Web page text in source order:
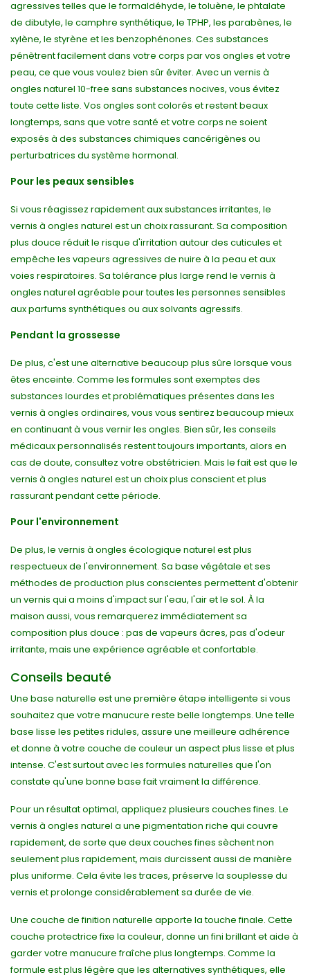
agressives telles que le formaldéhyde, le toluène, le phtalate
de dibutyle, le camphre synthétique, le TPHP, les parabènes, le
xylène, le styrène et les benzophénones. Ces substances
pénètrent facilement dans votre corps par vos ongles et votre
peau, ce que vous voulez bien sûr éviter. Avec un vernis à
ongles naturel 10-free sans substances nocives, vous évitez
toute cette liste. Vos ongles sont colorés et restent beaux
longtemps, sans que votre santé et votre corps ne soient
exposés à des substances chimiques cancérigènes ou
perturbatrices du système hormonal.
Pour les peaux sensibles
Si vous réagissez rapidement aux substances irritantes, le
vernis à ongles naturel est un choix rassurant. Sa composition
plus douce réduit le risque d'irritation autour des cuticules et
empêche les vapeurs agressives de nuire à la peau et aux
voies respiratoires. Sa tolérance plus large rend le vernis à
ongles naturel agréable pour toutes les personnes sensibles
aux parfums synthétiques ou aux solvants agressifs.
Pendant la grossesse
De plus, c'est une alternative beaucoup plus sûre lorsque vous
êtes enceinte. Comme les formules sont exemptes des
substances lourdes et problématiques présentes dans les
vernis à ongles ordinaires, vous vous sentirez beaucoup mieux
en continuant à vous vernir les ongles. Bien sûr, les conseils
médicaux personnalisés restent toujours importants, alors en
cas de doute, consultez votre obstétricien. Mais le fait est que le
vernis à ongles naturel est un choix plus conscient et plus
rassurant pendant cette période.
Pour l'environnement
De plus, le vernis à ongles écologique naturel est plus
respectueux de l'environnement. Sa base végétale et ses
méthodes de production plus conscientes permettent d'obtenir
un vernis qui a moins d'impact sur l'eau, l'air et le sol. À la
maison aussi, vous remarquerez immédiatement sa
composition plus douce : pas de vapeurs âcres, pas d'odeur
irritante, mais une expérience agréable et confortable.
Conseils beauté
Une base naturelle est une première étape intelligente si vous
souhaitez que votre manucure reste belle longtemps. Une telle
base lisse les petites ridules, assure une meilleure adhérence
et donne à votre couche de couleur un aspect plus lisse et plus
intense. C'est surtout avec les formules naturelles que l'on
constate qu'une bonne base fait vraiment la différence.
Pour un résultat optimal, appliquez plusieurs couches fines. Le
vernis à ongles naturel a une pigmentation riche qui couvre
rapidement, de sorte que deux couches fines sèchent non
seulement plus rapidement, mais durcissent aussi de manière
plus uniforme. Cela évite les traces, préserve la souplesse du
vernis et prolonge considérablement sa durée de vie.
Une couche de finition naturelle apporte la touche finale. Cette
couche protectrice fixe la couleur, donne un fini brillant et aide à
garder votre manucure fraîche plus longtemps. Comme la
formule est plus légère que les alternatives synthétiques, elle